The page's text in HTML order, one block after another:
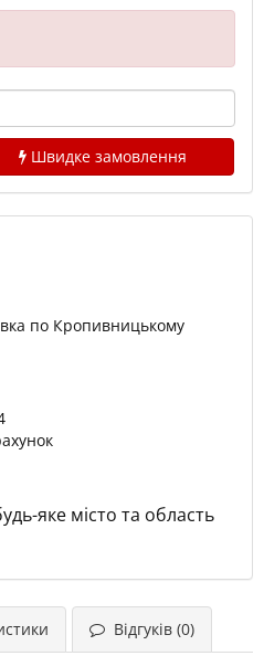
Швидке замовлення
по Кропивницькому
яке місто та область
Відгуків (0)